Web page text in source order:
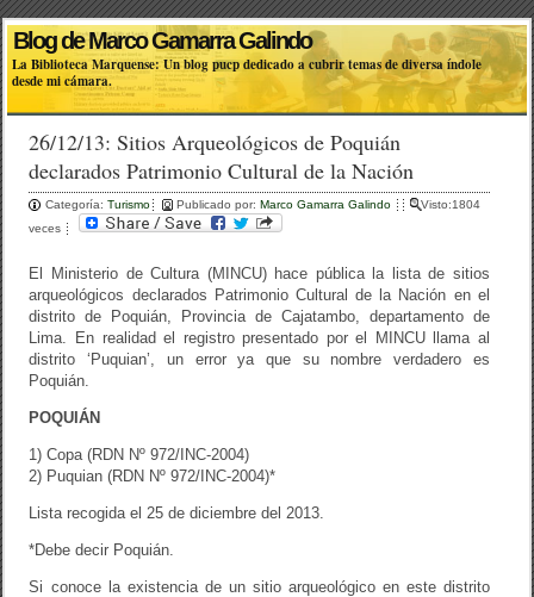
Blog de Marco Gamarra Galindo
La Biblioteca Marquense: Un blog pucp dedicado a cubrir temas de diversa índole
desde mi cámara.
26/12/13: Sitios Arqueológicos de Poquián
declarados Patrimonio Cultural de la Nación
Categoría:Turismo Publicado por:Marco Gamarra Galindo
Visto:1804
veces
El Ministerio de Cultura (MINCU) hace pública la lista de sitios
arqueológicos declarados Patrimonio Cultural de la Nación en el
distrito de Poquián, Provincia de Cajatambo, departamento de
Lima. En realidad el registro presentado por el MINCU llama al
distrito ‘Puquian’, un error ya que su nombre verdadero es
Poquián.
POQUIÁN
1) Copa (RDN Nº 972/INC-2004)
2) Puquian (RDN Nº 972/INC-2004)*
Lista recogida el 25 de diciembre del 2013.
*Debe decir Poquián.
Si conoce la existencia de un sitio arqueológico en este distrito